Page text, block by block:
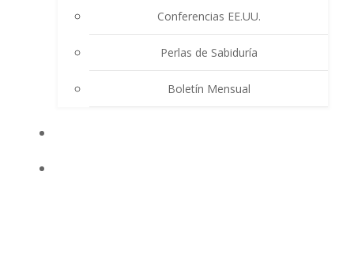
Conferencias EE.UU.
Perlas de Sabiduría
Boletín Mensual